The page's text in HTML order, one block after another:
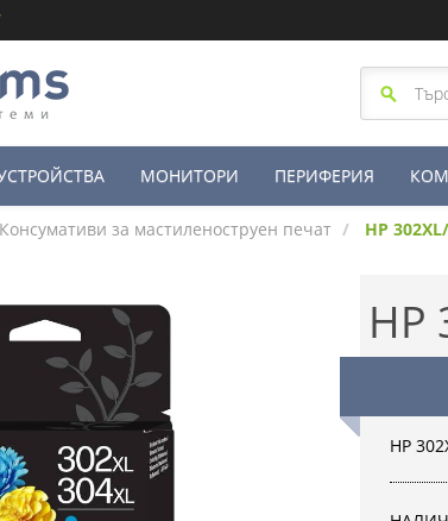
МОНИТОРИ ПЕРИФЕРИЯ
Консумативи за мастиленоструен печат HP
HP
HP